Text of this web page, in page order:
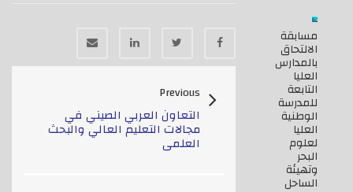
Previous
التعاون العربي الصيني في
مجالات التعليم العالي والبحث
العلمي
مسابقة
الالتحاق
بالمدارس
العليا
التابعة
للمدرسة
الوطنية
العليا
لعلوم
البحر
وتهيئة
الساحل